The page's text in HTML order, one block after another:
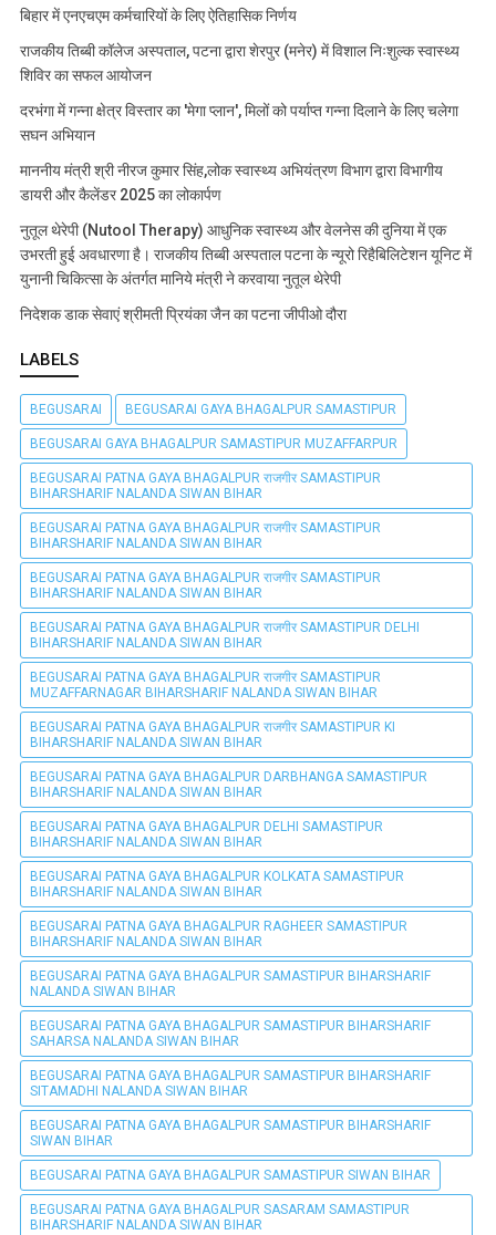
बिहार में एनएचएम कर्मचारियों के लिए ऐतिहासिक निर्णय
राजकीय तिब्बी कॉलेज अस्पताल, पटना द्वारा शेरपुर (मनेर) में विशाल निःशुल्क स्वास्थ्य
शिविर का सफल आयोजन
दरभंगा में गन्ना क्षेत्र विस्तार का 'मेगा प्लान', मिलों को पर्याप्त गन्ना दिलाने के लिए चलेगा
सघन अभियान
माननीय मंत्री श्री नीरज कुमार सिंह,लोक स्वास्थ्य अभियंत्रण विभाग द्वारा विभागीय
डायरी और कैलेंडर 2025 का लोकार्पण
नुतूल थेरेपी (Nutool Therapy) आधुनिक स्वास्थ्य और वेलनेस की दुनिया में एक
उभरती हुई अवधारणा है। राजकीय तिब्बी अस्पताल पटना के न्यूरो रिहैबिलिटेशन यूनिट में
युनानी चिकित्सा के अंतर्गत मानिये मंत्री ने करवाया नुतूल थेरेपी
निदेशक डाक सेवाएं श्रीमती प्रियंका जैन का पटना जीपीओ दौरा
LABELS
BEGUSARAI BEGUSARAI GAYA BHAGALPUR SAMASTIPUR
BEGUSARAI GAYA BHAGALPUR SAMASTIPUR MUZAFFARPUR
BEGUSARAI PATNA GAYA BHAGALPUR राजगीर SAMASTIPUR
BIHARSHARIF NALANDA SIWAN BIHAR
BEGUSARAI PATNA GAYA BHAGALPUR राजगीर SAMASTIPUR
BIHARSHARIF NALANDA SIWAN BIHAR
BEGUSARAI PATNA GAYA BHAGALPUR राजगीर SAMASTIPUR
BIHARSHARIF NALANDA SIWAN BIHAR
BEGUSARAI PATNA GAYA BHAGALPUR राजगीर SAMASTIPUR DELHI
BIHARSHARIF NALANDA SIWAN BIHAR
BEGUSARAI PATNA GAYA BHAGALPUR राजगीर SAMASTIPUR
MUZAFFARNAGAR BIHARSHARIF NALANDA SIWAN BIHAR
BEGUSARAI PATNA GAYA BHAGALPUR राजगीर SAMASTIPUR KI
BIHARSHARIF NALANDA SIWAN BIHAR
BEGUSARAI PATNA GAYA BHAGALPUR DARBHANGA SAMASTIPUR
BIHARSHARIF NALANDA SIWAN BIHAR
BEGUSARAI PATNA GAYA BHAGALPUR DELHI SAMASTIPUR
BIHARSHARIF NALANDA SIWAN BIHAR
BEGUSARAI PATNA GAYA BHAGALPUR KOLKATA SAMASTIPUR
BIHARSHARIF NALANDA SIWAN BIHAR
BEGUSARAI PATNA GAYA BHAGALPUR RAGHEER SAMASTIPUR
BIHARSHARIF NALANDA SIWAN BIHAR
BEGUSARAI PATNA GAYA BHAGALPUR SAMASTIPUR BIHARSHARIF
NALANDA SIWAN BIHAR
BEGUSARAI PATNA GAYA BHAGALPUR SAMASTIPUR BIHARSHARIF
SAHARSA NALANDA SIWAN BIHAR
BEGUSARAI PATNA GAYA BHAGALPUR SAMASTIPUR BIHARSHARIF
SITAMADHI NALANDA SIWAN BIHAR
BEGUSARAI PATNA GAYA BHAGALPUR SAMASTIPUR BIHARSHARIF
SIWAN BIHAR
BEGUSARAI PATNA GAYA BHAGALPUR SAMASTIPUR SIWAN BIHAR
BEGUSARAI PATNA GAYA BHAGALPUR SASARAM SAMASTIPUR
BIHARSHARIF NALANDA SIWAN BIHAR